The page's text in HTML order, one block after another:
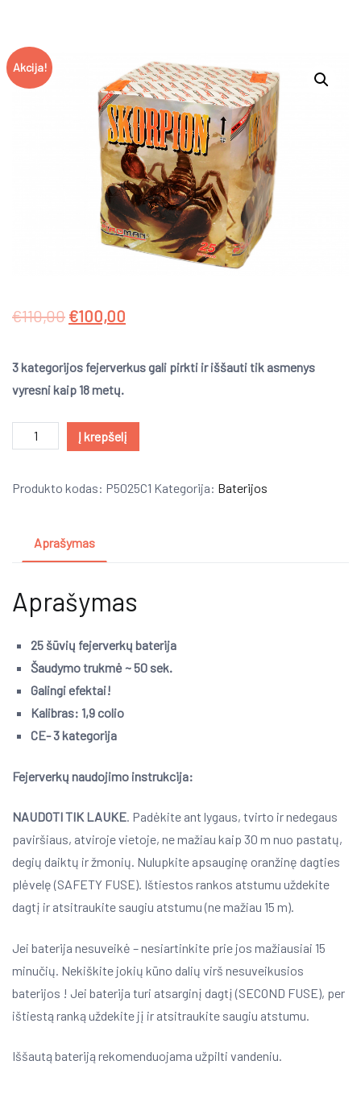
Akcija!
€110,00 €100,00
3 kategorijos fejerverkus gali pirkti ir iššauti tik asmenys
vyresni kaip 18metų.
produkto
kiekis:
Į krepšelį
Produkto kodas: P5025C1 Kategorija: Baterijos
Aprašymas
Aprašymas
25 šūvių fejerverkų baterija
Šaudymo trukmė ~ 50 sek.
Galingi efektai!
Kalibras: 1,9 colio
CE- 3 kategorija
Fejerverkų naudojimo instrukcija:
NAUDOTI TIK LAUKE. Padėkite ant lygaus, tvirto ir nedegaus
paviršiaus, atviroje vietoje, ne mažiau kaip 30 m nuo pastatų,
degių daiktų ir žmonių. Nulupkite apsauginę oranžinę dagties
plėvelę (SAFETY FUSE). Ištiestos rankos atstumu uždekite
dagtį ir atsitraukite saugiu atstumu (ne mažiau 15 m).
Jei baterija nesuveikė – nesiartinkite prie jos mažiausiai 15
minučių. Nekiškite jokių kūno dalių virš nesuveikusios
baterijos ! Jei baterija turi atsarginį dagtį (SECOND FUSE), per
ištiestą ranką uždekite jį ir atsitraukite saugiu atstumu.
Iššautą bateriją rekomenduojama užpilti vandeniu.